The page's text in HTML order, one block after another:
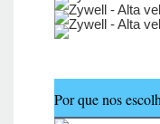
Por que nos